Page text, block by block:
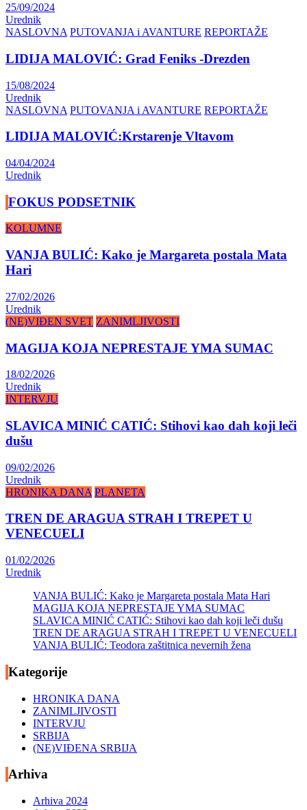
25/09/2024
Urednik
NASLOVNA PUTOVANJA i AVANTURE REPORTAŽE
LIDIJA MALOVIĆ: Grad Feniks -Drezden
15/08/2024
Urednik
NASLOVNA PUTOVANJA i AVANTURE REPORTAŽE
LIDIJA MALOVIĆ:Krstarenje Vltavom
04/04/2024
Urednik
FOKUS PODSETNIK
KOLUMNE
VANJA BULIĆ: Kako je Margareta postala Mata
Hari
27/02/2026
Urednik
(NE)VIĐEN SVET ZANIMLJIVOSTI
MAGIJA KOJA NEPRESTAJE YMA SUMAC
18/02/2026
Urednik
INTERVJU
SLAVICA MINIĆ CATIĆ: Stihovi kao dah koji leči
dušu
09/02/2026
Urednik
HRONIKA DANA PLANETA
TREN DE ARAGUA STRAH I TREPET U
VENECUELI
01/02/2026
Urednik
VANJA BULIĆ: Kako je Margareta postala Mata Hari
MAGIJA KOJA NEPRESTAJE YMA SUMAC
SLAVICA MINIĆ CATIĆ: Stihovi kao dah koji leči dušu
TREN DE ARAGUA STRAH I TREPET U VENECUELI
VANJA BULIĆ: Teodora zaštitnica nevernih žena
Kategorije
HRONIKA DANA
ZANIMLJIVOSTI
INTERVJU
SRBIJA
(NE)VIĐENA SRBIJA
Arhiva
Arhiva 2024